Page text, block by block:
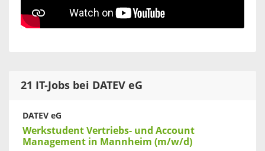
21 IT-Jobs bei DATEV eG
DATEV eG
Werkstudent Vertriebs- und Account
Management in Mannheim (m/w/d)